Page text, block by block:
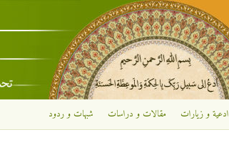
تجاوز إلى المحتوى الرئيسي
ادعية و زيارات مقالات و دراسات شبهات و ردود